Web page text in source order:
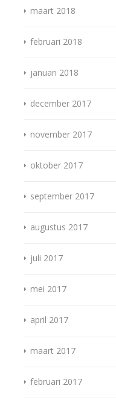
maart 2018
februari 2018
januari 2018
december 2017
november 2017
oktober 2017
september 2017
augustus 2017
juli 2017
mei 2017
april 2017
maart 2017
februari 2017